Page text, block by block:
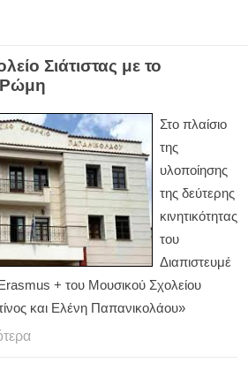
Σιάτιστας με το
Ρώμη
Στο πλαίσιο
της
υλοποίησης
της δεύτερης
κινητικότητας
του
Διαπιστευμέ
+ του Μουσικού Σχολείου
και Ελένη Παπανικολάου»